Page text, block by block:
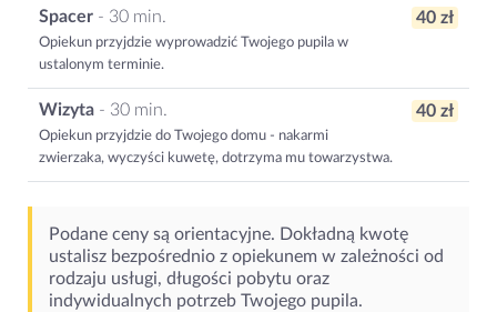
Spacer - 30 min.
Opiekun przyjdzie wyprowadzić Twojego pupila w
ustalonym terminie.
40 zł
Wizyta - 30 min.
Opiekun przyjdzie do Twojego domu - nakarmi
zwierzaka, wyczyści kuwetę, dotrzyma mu towarzystwa.
40 zł
Podane ceny są orientacyjne. Dokładną kwotę
ustalisz bezpośrednio z opiekunem w zależności od
rodzaju usługi, długości pobytu oraz
indywidualnych potrzeb Twojego pupila.